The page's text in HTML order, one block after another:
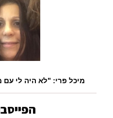
מיכל פרי: "לא היה לי